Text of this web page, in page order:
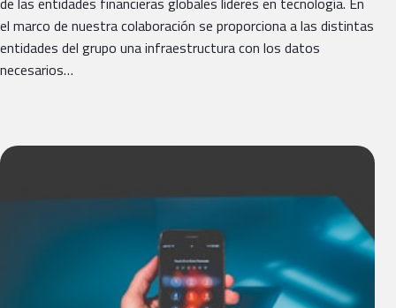
el marco de nuestra colaboración se proporciona a las distintas
entidades del grupo una infraestructura con los datos
necesarios…